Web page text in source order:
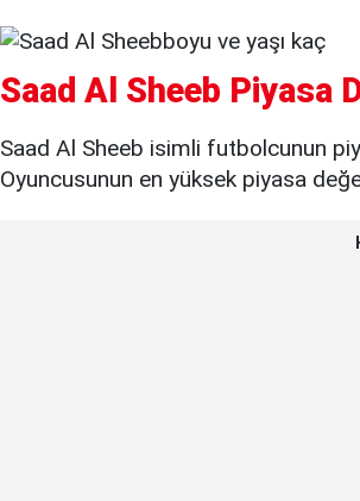
Saad Al Sheeb Piyasa
Saad Al Sheeb isimli futbolcunun
Oyuncusunun en yüksek piyasa